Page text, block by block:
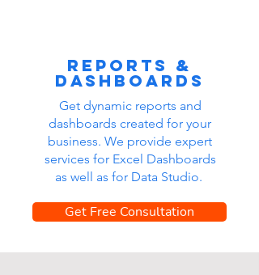
Reports &
dashboards
Get dynamic reports and
dashboards created for your
business. We provide expert
services for Excel Dashboards
as well as for Data Studio.
Get Free Consultation